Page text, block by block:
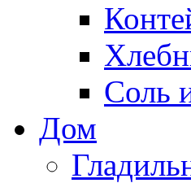
Соль
Дом